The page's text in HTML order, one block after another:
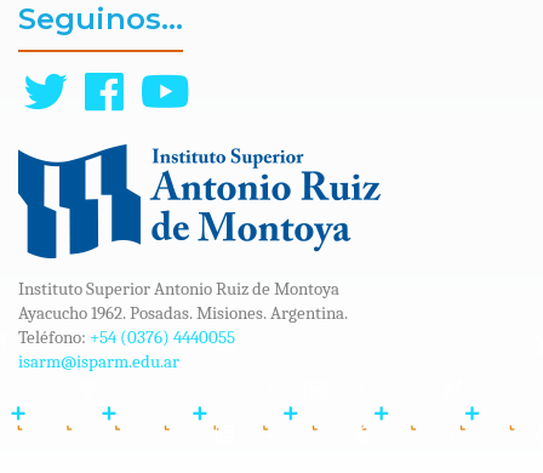
Seguinos...
Instituto Superior Antonio Ruiz de Montoya
Ayacucho 1962. Posadas. Misiones. Argentina.
Teléfono: +54 (0376) 4440055
isarm@isparm.edu.ar